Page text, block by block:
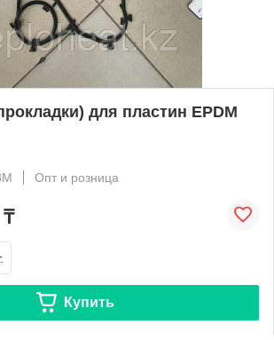
для пластин EPDM
Опт и розница
₸
Купить